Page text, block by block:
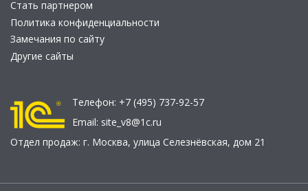
Стать партнером
Политика конфиденциальности
Замечания по сайту
Другие сайты
Телефон: +7 (495) 737-92-57
Email: site_v8@1c.ru
Отдел продаж: г. Москва, улица Селезнёвская, дом 21